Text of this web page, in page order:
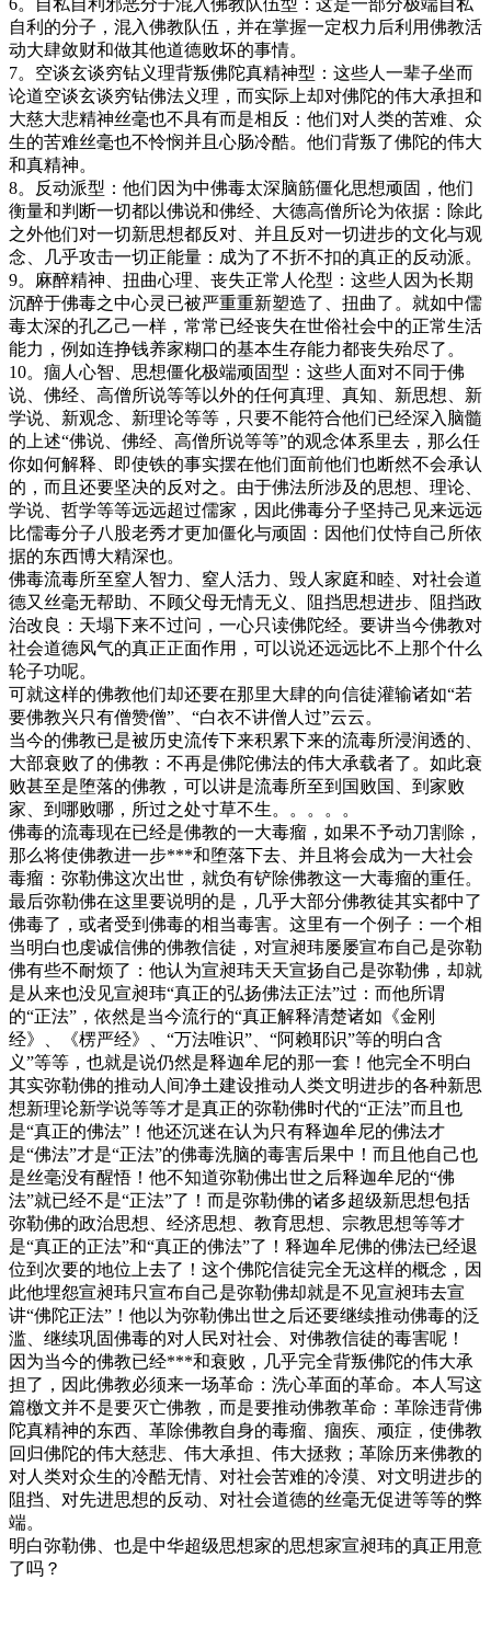
自利的分子，混入佛教队伍，并在掌握一定权力后利用佛教活
动大肆敛财和做其他道德败坏的事情。
7。空谈玄谈穷钻义理背叛佛陀真精神型：这些人一辈子坐而
论道空谈玄谈穷钻佛法义理，而实际上却对佛陀的伟大承担和
大慈大悲精神丝毫也不具有而是相反：他们对人类的苦难、众
生的苦难丝毫也不怜悯并且心肠冷酷。他们背叛了佛陀的伟大
和真精神。
8。反动派型：他们因为中佛毒太深脑筋僵化思想顽固，他们
衡量和判断一切都以佛说和佛经、大德高僧所论为依据：除此
之外他们对一切新思想都反对、并且反对一切进步的文化与观
念、几乎攻击一切正能量：成为了不折不扣的真正的反动派。
9。麻醉精神、扭曲心理、丧失正常人伦型：这些人因为长期
沉醉于佛毒之中心灵已被严重重新塑造了、扭曲了。就如中儒
毒太深的孔乙己一样，常常已经丧失在世俗社会中的正常生活
能力，例如连挣钱养家糊口的基本生存能力都丧失殆尽了。
10。痼人心智、思想僵化极端顽固型：这些人面对不同于佛
说、佛经、高僧所说等等以外的任何真理、真知、新思想、新
学说、新观念、新理论等等，只要不能符合他们已经深入脑髓
的上述“佛说、佛经、高僧所说等等”的观念体系里去，那么任
你如何解释、即使铁的事实摆在他们面前他们也断然不会承认
的，而且还要坚决的反对之。由于佛法所涉及的思想、理论、
学说、哲学等等远远超过儒家，因此佛毒分子坚持己见来远远
比儒毒分子八股老秀才更加僵化与顽固：因他们仗恃自己所依
据的东西博大精深也。
佛毒流毒所至窒人智力、窒人活力、毁人家庭和睦、对社会道
德又丝毫无帮助、不顾父母无情无义、阻挡思想进步、阻挡政
治改良：天塌下来不过问，一心只读佛陀经。要讲当今佛教对
社会道德风气的真正正面作用，可以说还远远比不上那个什么
轮子功呢。
可就这样的佛教他们却还要在那里大肆的向信徒灌输诸如“若
要佛教兴只有僧赞僧”、“白衣不讲僧人过”云云。
当今的佛教已是被历史流传下来积累下来的流毒所浸润透的、
大部衰败了的佛教：不再是佛陀佛法的伟大承载者了。如此衰
败甚至是堕落的佛教，可以讲是流毒所至到国败国、到家败
家、到哪败哪，所过之处寸草不生。。。。。
佛毒的流毒现在已经是佛教的一大毒瘤，如果不予动刀割除，
那么将使佛教进一步***和堕落下去、并且将会成为一大社会
毒瘤：弥勒佛这次出世，就负有铲除佛教这一大毒瘤的重任。
最后弥勒佛在这里要说明的是，几乎大部分佛教徒其实都中了
佛毒了，或者受到佛毒的相当毒害。这里有一个例子：一个相
当明白也虔诚信佛的佛教信徒，对宣昶玮屡屡宣布自己是弥勒
佛有些不耐烦了：他认为宣昶玮天天宣扬自己是弥勒佛，却就
是从来也没见宣昶玮“真正的弘扬佛法正法”过：而他所谓
的“正法”，依然是当今流行的“真正解释清楚诸如《金刚
经》、《楞严经》、“万法唯识”、“阿赖耶识”等的明白含
义”等等，也就是说仍然是释迦牟尼的那一套！他完全不明白
其实弥勒佛的推动人间净土建设推动人类文明进步的各种新思
想新理论新学说等等才是真正的弥勒佛时代的“正法”而且也
是“真正的佛法”！他还沉迷在认为只有释迦牟尼的佛法才
是“佛法”才是“正法”的佛毒洗脑的毒害后果中！而且他自己也
是丝毫没有醒悟！他不知道弥勒佛出世之后释迦牟尼的“佛
法”就已经不是“正法”了！而是弥勒佛的诸多超级新思想包括
弥勒佛的政治思想、经济思想、教育思想、宗教思想等等才
是“真正的正法”和“真正的佛法”了！释迦牟尼佛的佛法已经退
位到次要的地位上去了！这个佛陀信徒完全无这样的概念，因
此他埋怨宣昶玮只宣布自己是弥勒佛却就是不见宣昶玮去宣
讲“佛陀正法”！他以为弥勒佛出世之后还要继续推动佛毒的泛
滥、继续巩固佛毒的对人民对社会、对佛教信徒的毒害呢！
因为当今的佛教已经***和衰败，几乎完全背叛佛陀的伟大承
担了，因此佛教必须来一场革命：洗心革面的革命。本人写这
篇檄文并不是要灭亡佛教，而是要推动佛教革命：革除违背佛
陀真精神的东西、革除佛教自身的毒瘤、痼疾、顽症，使佛教
回归佛陀的伟大慈悲、伟大承担、伟大拯救；革除历来佛教的
对人类对众生的冷酷无情、对社会苦难的冷漠、对文明进步的
阻挡、对先进思想的反动、对社会道德的丝毫无促进等等的弊
端。
明白弥勒佛、也是中华超级思想家的思想家宣昶玮的真正用意
了吗？